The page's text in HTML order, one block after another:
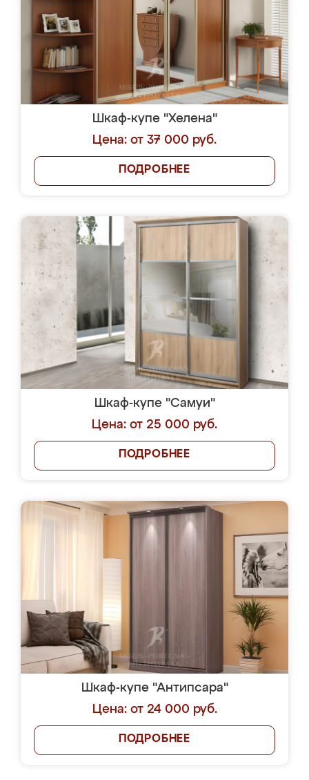
Шкаф-купе "Хелена"
Цена: от 37 000 руб.
ПОДРОБНЕЕ
Шкаф-купе "Самуи"
Цена: от 25 000 руб.
ПОДРОБНЕЕ
Шкаф-купе "Антипсара"
Цена: от 24 000 руб.
ПОДРОБНЕЕ